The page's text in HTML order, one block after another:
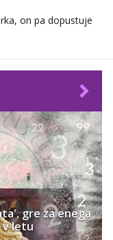
on pa dopustuje
gre za enega
v letu